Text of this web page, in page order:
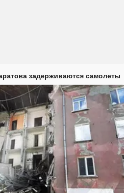
задерживаются самолеты